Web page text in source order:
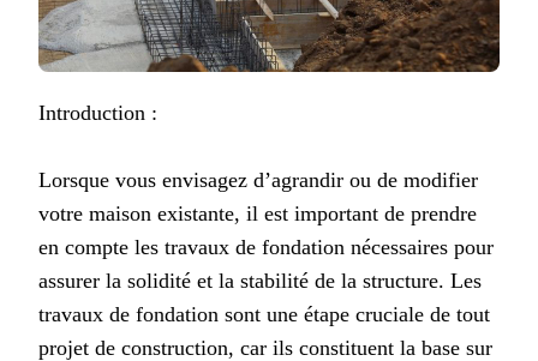
Introduction :
Lorsque vous envisagez d’agrandir ou de modifier
votre maison existante, il est important de prendre
en compte les travaux de fondation nécessaires pour
assurer la solidité et la stabilité de la structure. Les
travaux de fondation sont une étape cruciale de tout
projet de construction, car ils constituent la base sur